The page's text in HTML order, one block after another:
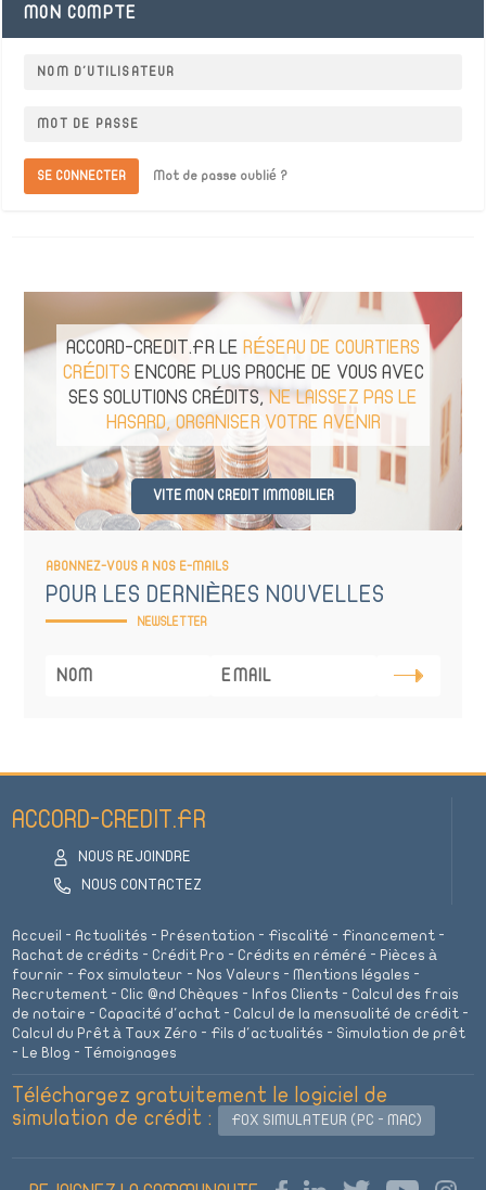
MON COMPTE
SE CONNECTER Mot de passe oublié ?
ACCORD-CREDIT.FR LE RÉSEAU DE COURTIERS
CRÉDITS ENCORE PLUS PROCHE DE VOUS AVEC
SES SOLUTIONS CRÉDITS, NE LAISSEZ PAS LE
HASARD, ORGANISER VOTRE AVENIR
VITE MON CREDIT IMMOBILIER
ABONNEZ-VOUS A NOS E-MAILS
POUR LES DERNIÈRES NOUVELLES
ACCORD-CREDIT.FR
NOUS REJOINDRE
NOUS CONTACTEZ
Accueil - Actualités - Présentation - Fiscalité - Financement -
Rachat de crédits - Crédit Pro - Crédits en réméré - Pièces à
fournir - Fox simulateur - Nos Valeurs - Mentions légales -
Recrutement - Clic @nd Chèques - Infos Clients - Calcul des frais
de notaire - Capacité d'achat - Calcul de la mensualité de crédit -
Calcul du Prêt à Taux Zéro - Fils d'actualités - Simulation de prêt
- Le Blog - Témoignages
Téléchargez gratuitement le logiciel de
simulation de crédit :
FOX SIMULATEUR (PC - MAC)